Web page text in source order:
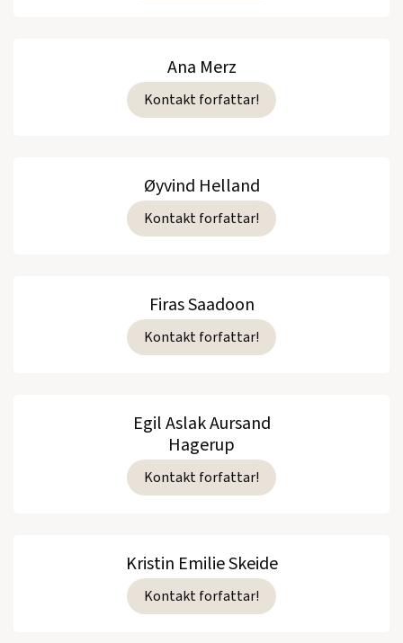
Ana Merz
Kontakt forfattar!
Øyvind Helland
Kontakt forfattar!
Firas Saadoon
Kontakt forfattar!
Egil Aslak Aursand
Hagerup
Kontakt forfattar!
Kristin Emilie Skeide
Kontakt forfattar!